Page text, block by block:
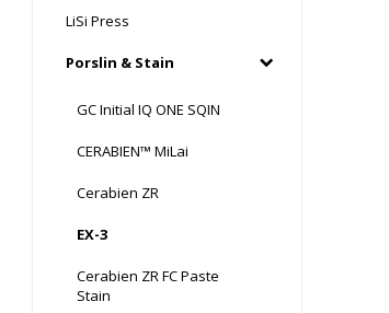
LiSi Press
Porslin & Stain
GC Initial IQ ONE SQIN
CERABIEN™ MiLai
Cerabien ZR
EX-3
Cerabien ZR FC Paste
Stain